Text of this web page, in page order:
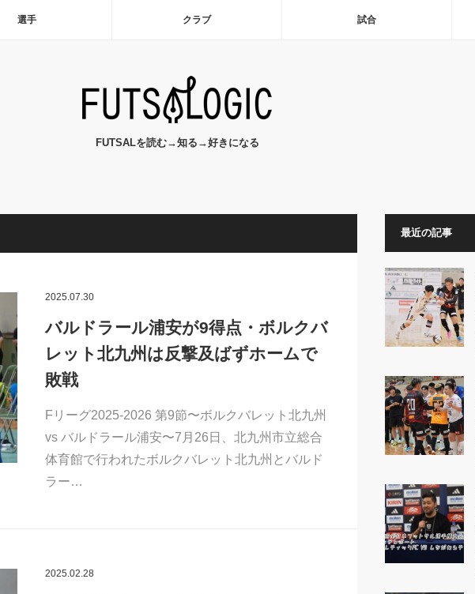
選手 クラブ 試合
FUTSALを読む→知る→好きになる
2025.07.30
バルドラール浦安が9得点・ボルクバ
レット北九州は反撃及ばずホームで
敗戦
Fリーグ2025-2026 第9節〜ボルクバレット北九州
vs バルドラール浦安〜7月26日、北九州市立総合
体育館で行われたボルクバレット北九州とバルド
ラー…
2025.02.28
最近の記事